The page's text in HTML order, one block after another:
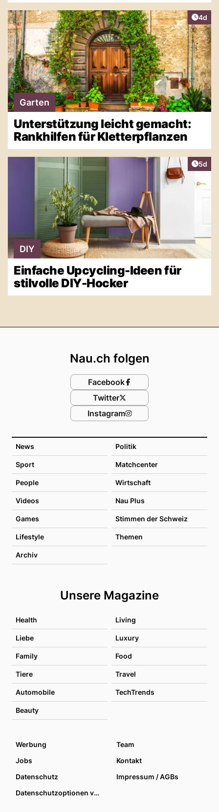
4d
Garten
Unterstützung leicht gemacht:
Rankhilfen für Kletterpflanzen
5d
DIY
Einfache Upcycling-Ideen für
stilvolle DIY-Hocker
News Politik
Sport Matchcenter
People Wirtschaft
Videos Nau Plus
Games Stimmen der Schweiz
Lifestyle Themen
Archiv
Unsere Magazine
Health Living
Liebe Luxury
Family Food
Tiere Travel
Automobile TechTrends
Beauty
Nau.ch folgen
Facebook
Twitter
Instagram
Werbung
Team
Jobs
Kontakt
Datenschutz
Impressum / AGBs
Datenschutzoptionen verwalten